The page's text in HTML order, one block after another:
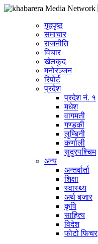
गृहपृष्ठ
समाचार
राजनीति
विचार
खेलकुद
मनोरञ्जन
रिपोर्ट
प्रदेश
प्रदेश नं. १
मधेश
वागमती
गण्डकी
लुम्बिनी
कर्णाली
सुदुरपश्चिम
अन्य
अन्तर्वार्ता
शिक्षा
स्वास्थ्य
अर्थ बजार
कृषि
साहित्य
विदेश
फोटो फिचर